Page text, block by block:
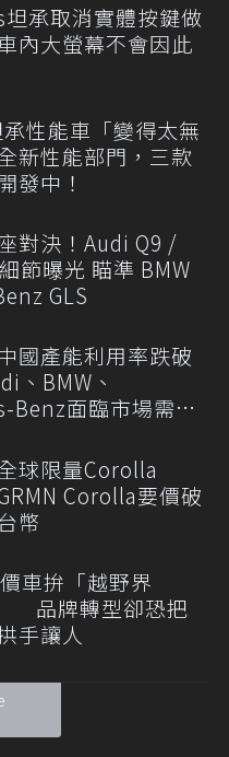
承取消實體按鍵做
內大螢幕不會因此
性能車「變得太無
新性能部門，三款
發中！
對決！Audi Q9 /
節曝光 瞄準 BMW
GLS
國產能利用率跌破
BMW、
Benz面臨市場需求
球限量Corolla
Corolla要價破
幣
車拚「越野界
品牌轉型卻恐把
手讓人